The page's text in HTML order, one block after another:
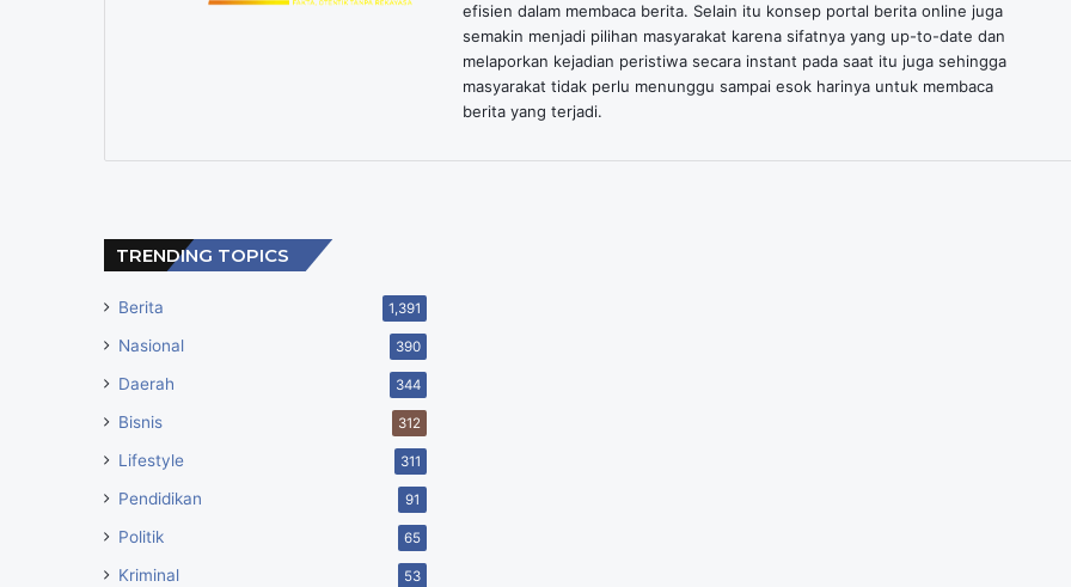
efisien dalam membaca berita. Selain itu konsep portal berita online juga
semakin menjadi pilihan masyarakat karena sifatnya yang up-to-date dan
melaporkan kejadian peristiwa secara instant pada saat itu juga sehingga
masyarakat tidak perlu menunggu sampai esok harinya untuk membaca
berita yang terjadi.
TRENDING TOPICS
Berita 1,391
Nasional 390
Daerah 344
Bisnis 312
Lifestyle 311
Pendidikan 91
Politik 65
Kriminal 53